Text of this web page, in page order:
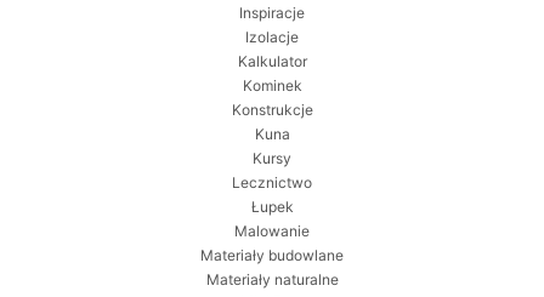
Inspiracje
Izolacje
Kalkulator
Kominek
Konstrukcje
Kuna
Kursy
Lecznictwo
Łupek
Malowanie
Materiały budowlane
Materiały naturalne